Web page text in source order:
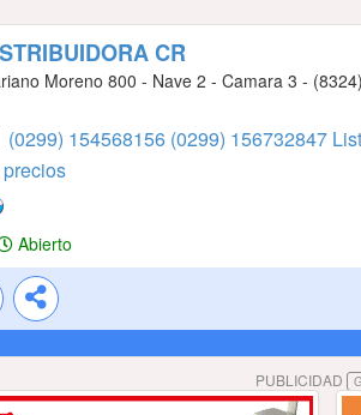
CR
Moreno 800 - Nave 2 - Camara 3 -
(0299) 154568156 (0299) 156732847
Abierto
PUBLICIDAD